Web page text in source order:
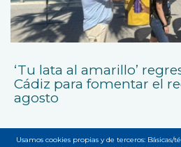
‘Tu lata al amarillo’
Cádiz para fomentar el
agosto
Usamos cookies propias y de terceros: Básicas/